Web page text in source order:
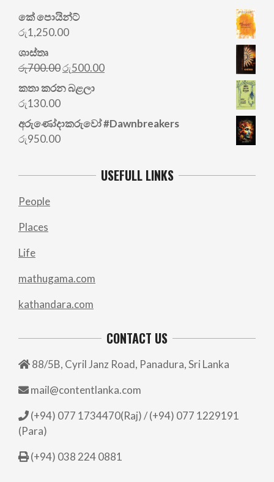
කේ පොයින්ට්
රු1,250.00
ශාස්තෘ
රු700.00Original
price
was:
රු500.00Current
කතා කරන බළලා
රු130.00
අරු‍ණෝදාකරුවෝ #Dawnbreakers
රු950.00
USEFULL LINKS
People
Places
Life
mathugama.com
kathandara.com
CONTACT US
88/5B, Cyril Janz Road, Panadura, Sri Lanka
mail@contentlanka.com
(+94) 077 1734470(Raj) / (+94) 077 1229191
(Para)
(+94) 038 224 0881